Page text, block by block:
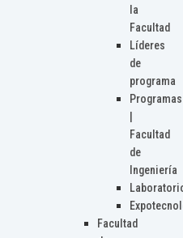
la
Facultad
Líderes
de
programa
Programas
Facultad
de
Ingeniería
Facultad